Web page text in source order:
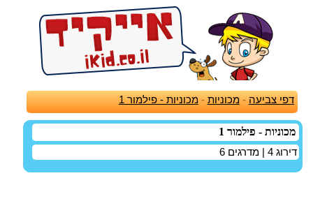
דפי צביעה -מכוניות -מכוניות - פילמור 1
מכוניות - פילמור 1
דירוג 4 | מדרגים 6